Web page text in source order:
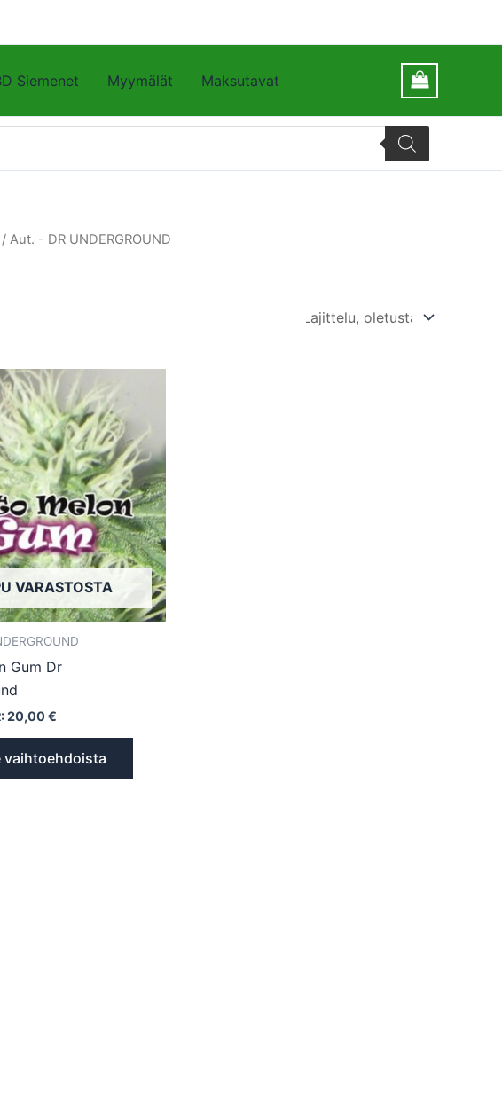
Siemenet Myymälät Maksutavat
/ Aut. - DR UNDERGROUND
VARASTOSTA
Gum Dr
20,00€
vaihtoehdoista
useampi
muunnelma.
Voit
tehdä
valinnat
tuotteen
sivulla.